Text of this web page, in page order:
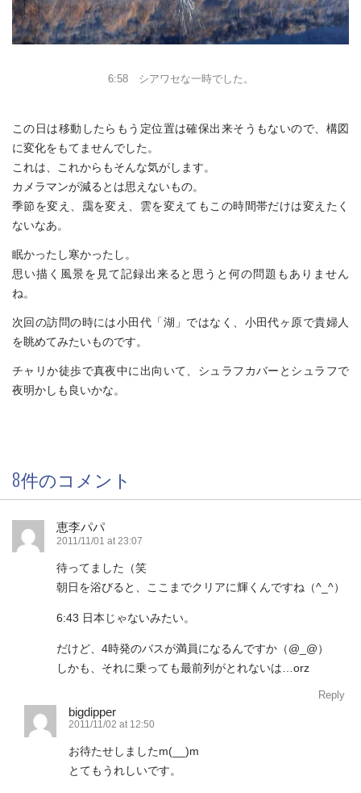
6:58 シアワセな一時でした。
この日は移動したらもう定位置は確保出来そうもないので、構図
に変化をもてませんでした。
これは、これからもそんな気がします。
カメラマンが減るとは思えないもの。
季節を変え、靄を変え、雲を変えてもこの時間帯だけは変えたく
ないなあ。
眠かったし寒かったし。
思い描く風景を見て記録出来ると思うと何の問題もありません
ね。
次回の訪問の時には小田代「湖」ではなく、小田代ヶ原で貴婦人
を眺めてみたいものです。
チャリか徒歩で真夜中に出向いて、シュラフカバーとシュラフで
夜明かしも良いかな。
8件のコメント
恵李パパ
2011/11/01 at 23:07
待ってました（笑
朝日を浴びると、ここまでクリアに輝くんですね（^_^）
6:43 日本じゃないみたい。
だけど、4時発のバスが満員になるんですか（@_@）
しかも、それに乗っても最前列がとれないは…orz
Reply
bigdipper
2011/11/02 at 12:50
お待たせしましたm(__)m
とてもうれしいです。